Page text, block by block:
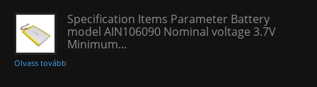
Specification Items Parameter Battery
model AIN106090 Nominal voltage 3.7V
Minimum...
Olvass tovább